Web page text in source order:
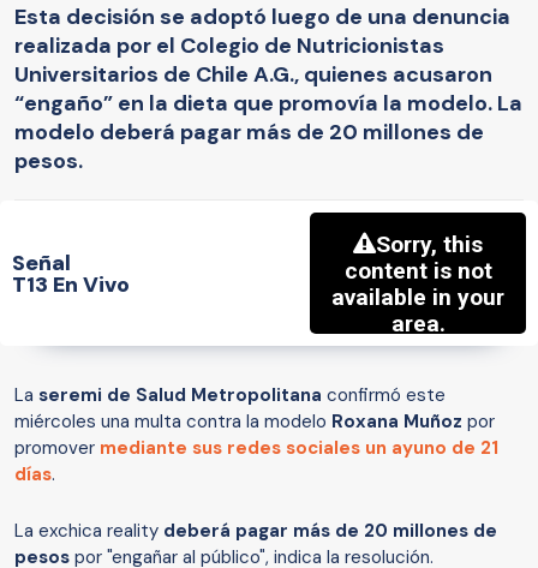
Esta decisión se adoptó luego de una denuncia
realizada por el Colegio de Nutricionistas
Universitarios de Chile A.G., quienes acusaron
“engaño” en la dieta que promovía la modelo. La
modelo deberá pagar más de 20 millones de
pesos.
Señal
T13 En Vivo
La seremi de Salud Metropolitana confirmó este
miércoles una multa contra la modelo Roxana Muñoz por
promover mediante sus redes sociales un ayuno de 21
días.
La exchica reality deberá pagar más de 20 millones de
pesos por "engañar al público", indica la resolución.